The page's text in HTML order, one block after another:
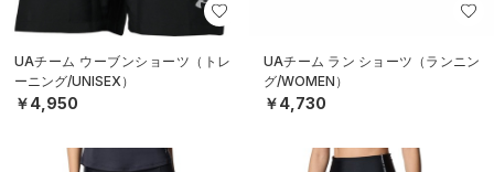
UAチーム ウーブンショーツ（トレ
ーニング/UNISEX）
￥4,950
UAチーム ラン ショーツ（ランニン
グ/WOMEN）
￥4,730